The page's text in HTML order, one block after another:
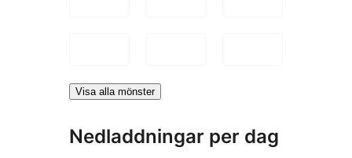
Visa alla mönster
Nedladdningar per dag